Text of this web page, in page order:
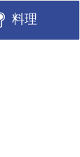
料理